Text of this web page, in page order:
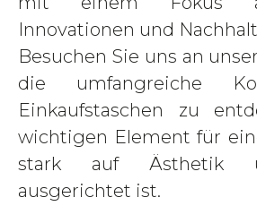
Innovationen und
Besuchen Sie uns an
die umfangreiche
Einkaufstaschen zu
wichtigen Element für
stark auf Ästhetik
ausgerichtet ist.